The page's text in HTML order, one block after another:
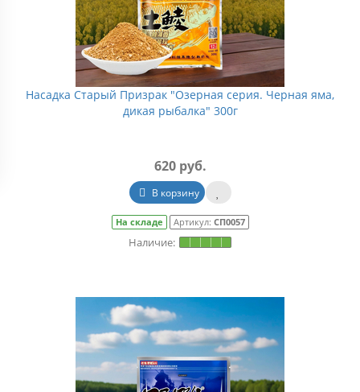
Насадка Старый Призрак "Озерная серия. Черная яма,
дикая рыбалка" 300г
620 руб.
В корзину
На складе Артикул: СП0057